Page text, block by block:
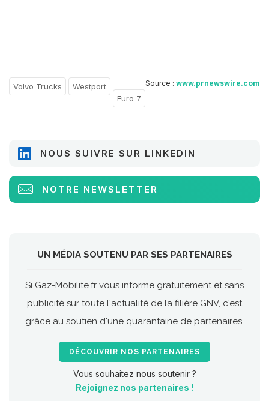
Source : www.prnewswire.com
Volvo Trucks
Westport
Euro 7
NOUS SUIVRE SUR LINKEDIN
NOTRE NEWSLETTER
UN MÉDIA SOUTENU PAR SES PARTENAIRES
Si Gaz-Mobilite.fr vous informe gratuitement et sans
publicité sur toute l'actualité de la filière GNV, c'est
grâce au soutien d'une quarantaine de partenaires.
DÉCOUVRIR NOS PARTENAIRES
Vous souhaitez nous soutenir ?
Rejoignez nos partenaires !